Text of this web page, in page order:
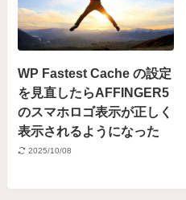
WP Fastest Cache の設定
を見直したらAFFINGER5
のスマホロゴ表示が正しく
表示されるようになった
2025/10/08